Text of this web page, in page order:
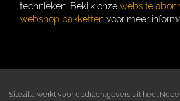
technieken. Bekijk onzewebsite
webshop pakketten voor meer
Sitezilla werkt voor opdrachtgevers uit heel